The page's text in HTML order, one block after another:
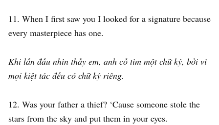
11. When I first saw you I looked for a signature because
every masterpiece has one.
Khi lần đầu nhìn thấy em, anh cố tìm một chữ ký, bởi vì
mọi kiệt tác đều có chữ ký riêng.
12. Was your father a thief? ‘Cause someone stole the
stars from the sky and put them in your eyes.